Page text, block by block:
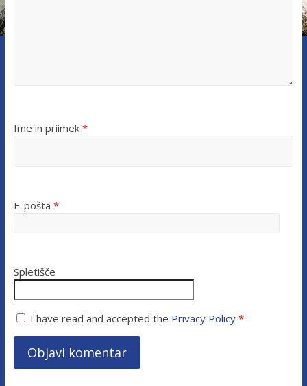
Ime in priimek *
E-pošta *
Spletišče
I have read and accepted the Privacy Policy*